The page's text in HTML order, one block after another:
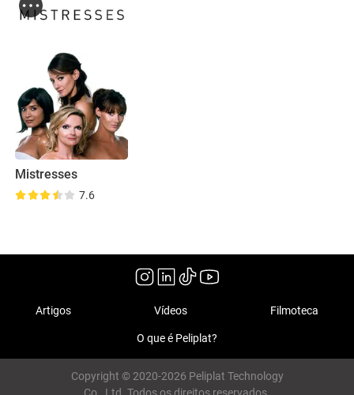
Mistresses
7.6
Artigos Vídeos Filmoteca
O que é Peliplat?
Copyright © 2020-2026 Peliplat Technology
Co., Ltd. Todos os direitos reservados.